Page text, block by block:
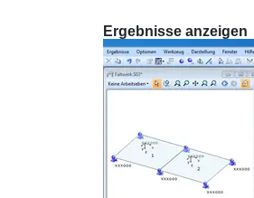
Ergebnisse anzeigen